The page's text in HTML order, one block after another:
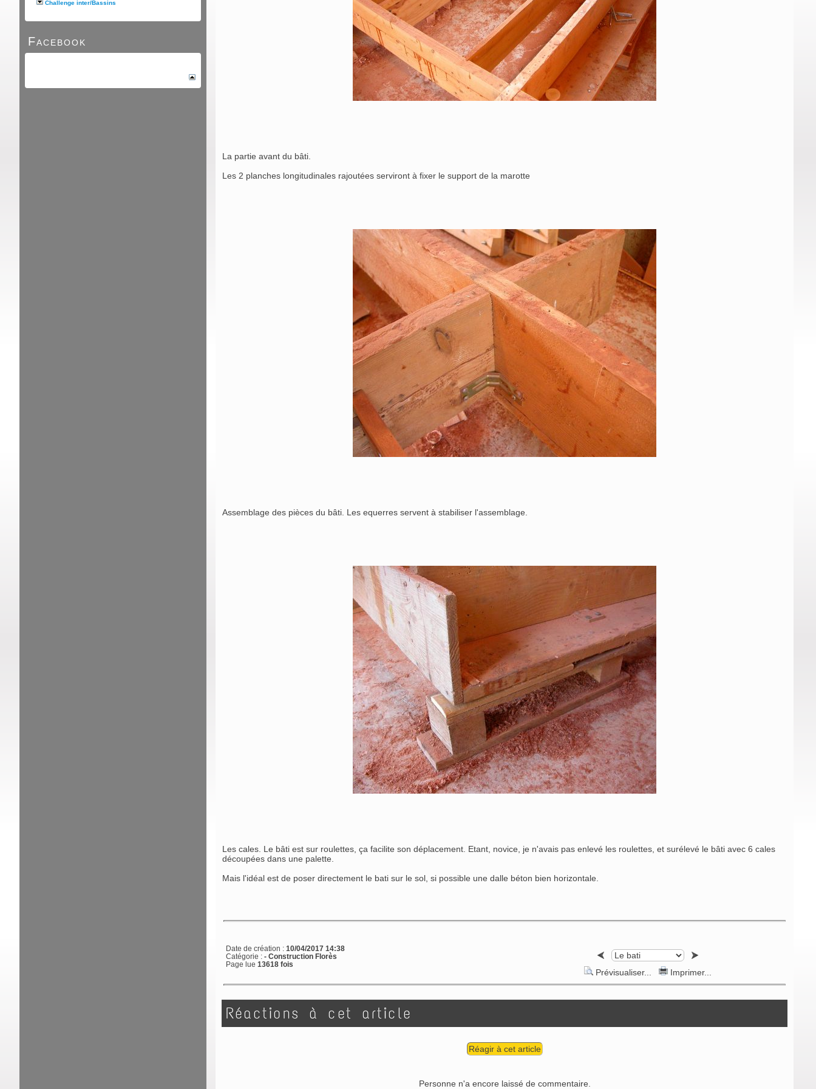
Challenge inter/Bassins
Facebook
La partie avant du bâti.
Les 2 planches longitudinales rajoutées serviront à fixer le support de la marotte
Assemblage des pièces du bâti. Les equerres servent à stabiliser l'assemblage.
Les cales. Le bâti est sur roulettes, ça facilite son déplacement. Etant, novice, je n'avais pas enlevé les roulettes, et surélevé le bâti avec 6 cales
découpées dans une palette.
Mais l'idéal est de poser directement le bati sur le sol, si possible une dalle béton bien horizontale.
Date de création : 10/04/2017 14:38
Catégorie : - Construction Florès
Page lue 13618 fois
Prévisualiser... Imprimer...
Réactions à cet article
Réagir à cet article
Personne n'a encore laissé de commentaire.